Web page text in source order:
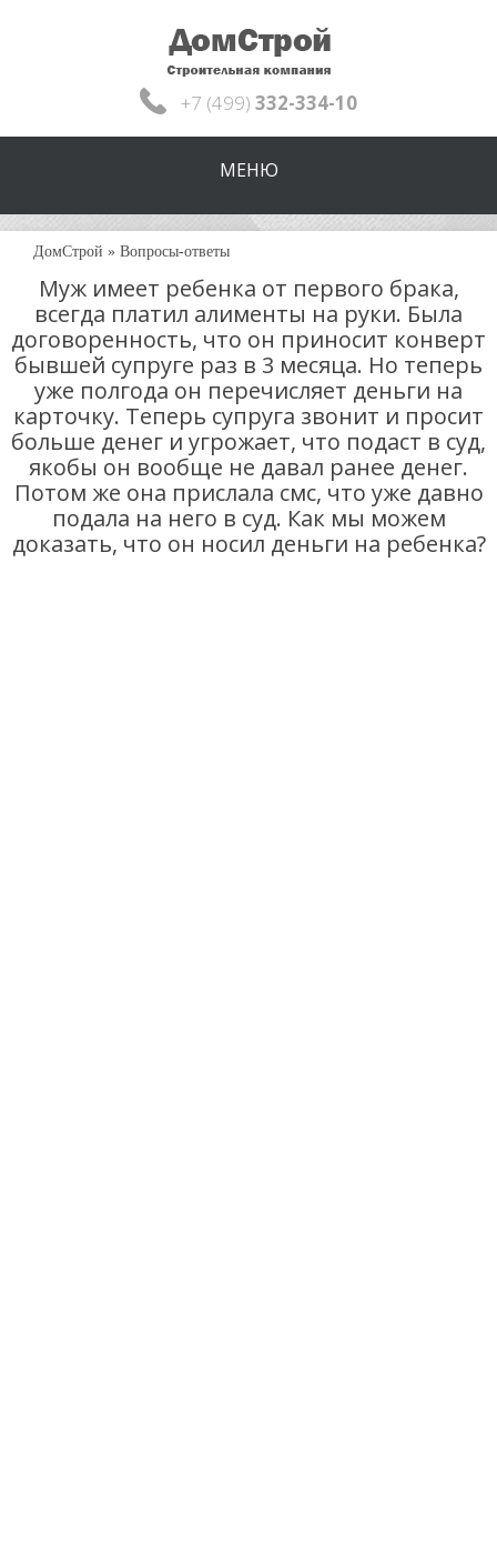
+7 (499) 332-334-10
МЕНЮ
ДомСтрой » Вопросы-ответы
Муж имеет ребенка от первого брака,
всегда платил алименты на руки. Была
договоренность, что он приносит конверт
бывшей супруге раз в 3 месяца. Но теперь
уже полгода он перечисляет деньги на
карточку. Теперь супруга звонит и просит
больше денег и угрожает, что подаст в суд,
якобы он вообще не давал ранее денег.
Потом же она прислала смс, что уже давно
подала на него в суд. Как мы можем
доказать, что он носил деньги на ребенка?